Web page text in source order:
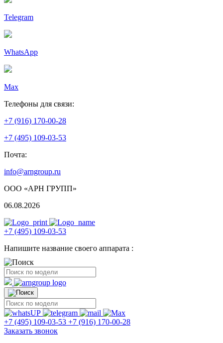
Telegram
WhatsApp
Max
Телефоны для связи:
+7 (916) 170-00-28
+7 (495) 109-03-53
Почта:
info@arngroup.ru
ООО «АРН ГРУПП»
06.08.2026
+7 (495) 109-03-53
Напишите название своего аппарата :
+7 (495) 109-03-53 +7 (916) 170-00-28
Заказать звонок